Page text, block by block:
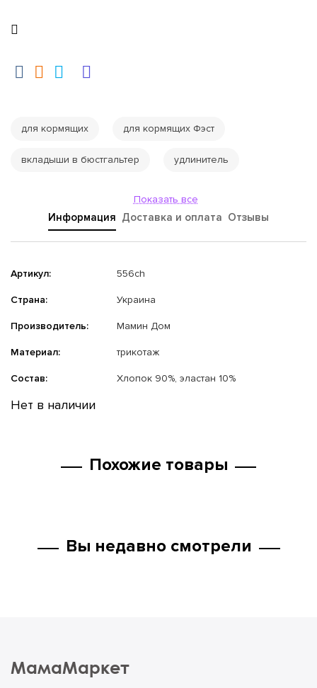
для кормящих для кормящих Фэст
вкладыши в бюстгальтер удлинитель
Показать все
Информация Доставка и оплата Отзывы
Артикул: 556ch
Страна: Украина
Производитель: Мамин Дом
Материал: трикотаж
Состав: Хлопок 90%, эластан 10%
Нет в наличии
Похожие товары
Вы недавно смотрели
МамаМаркет